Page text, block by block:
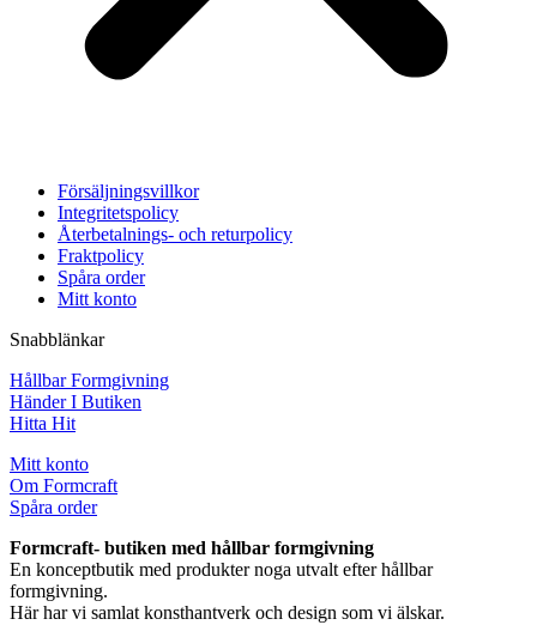
Försäljningsvillkor
Integritetspolicy
Återbetalnings- och returpolicy
Fraktpolicy
Spåra order
Mitt konto
Snabblänkar
Hållbar Formgivning
Händer I Butiken
Hitta Hit
Mitt konto
Om Formcraft
Spåra order
Formcraft- butiken med hållbar formgivning
En konceptbutik med produkter noga utvalt efter hållbar
formgivning.
Här har vi samlat konsthantverk och design som vi älskar.